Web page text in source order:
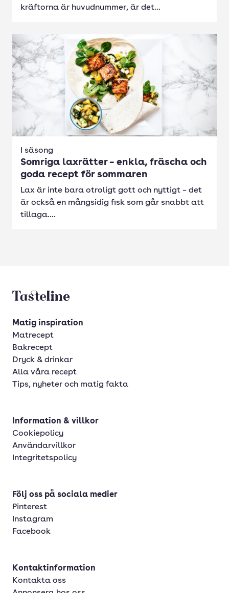
kräftorna är huvudnummer, är det...
I säsong
Somriga laxrätter – enkla, fräscha och
goda recept för sommaren
Lax är inte bara otroligt gott och nyttigt – det
är också en mångsidig fisk som går snabbt att
tillaga....
Tasteline startsida
Matig inspiration
Matrecept
Bakrecept
Dryck & drinkar
Alla våra recept
Tips, nyheter och matig fakta
Information & villkor
Cookiepolicy
Användarvillkor
Integritetspolicy
Följ oss på sociala medier
Pinterest
Instagram
Facebook
Kontaktinformation
Kontakta oss